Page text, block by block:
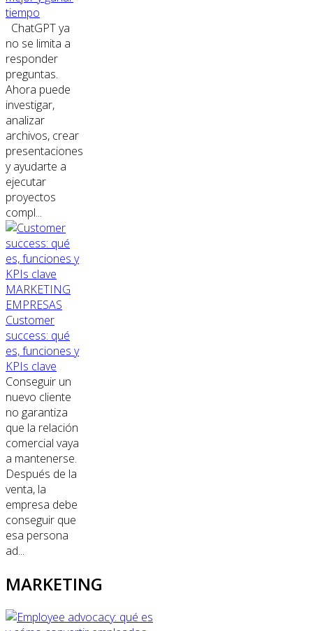
tiempo
ChatGPT ya
no se limita a
responder
preguntas.
Ahora puede
investigar,
analizar
archivos, crear
presentaciones
y ayudarte a
ejecutar
proyectos
compl...
MARKETING
EMPRESAS
Customer
success: qué
es, funciones y
KPIs clave
Conseguir un
nuevo cliente
no garantiza
que la relación
comercial vaya
a mantenerse.
Después de la
venta, la
empresa debe
conseguir que
esa persona
ad...
MARKETING